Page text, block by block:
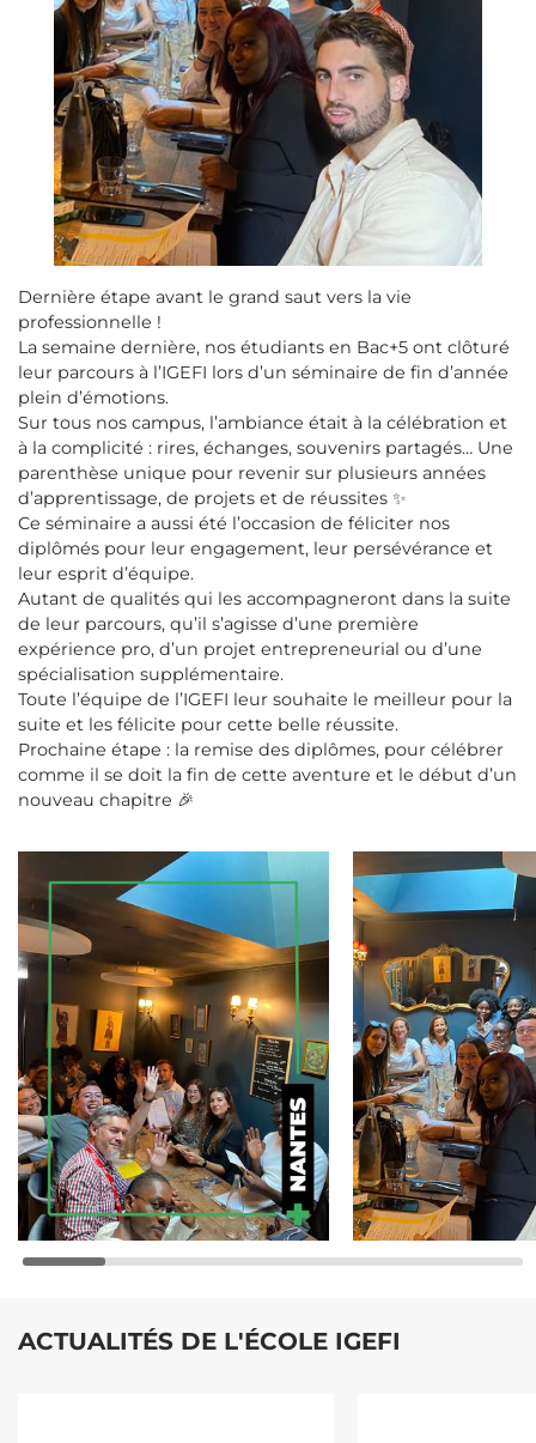
Dernière étape avant le grand saut vers la vie
professionnelle !
La semaine dernière, nos étudiants en Bac+5 ont clôturé
leur parcours à l’IGEFI lors d’un séminaire de fin d’année
plein d’émotions.
Sur tous nos campus, l’ambiance était à la célébration et
à la complicité : rires, échanges, souvenirs partagés… Une
parenthèse unique pour revenir sur plusieurs années
d’apprentissage, de projets et de réussites ✨
Ce séminaire a aussi été l’occasion de féliciter nos
diplômés pour leur engagement, leur persévérance et
leur esprit d’équipe.
Autant de qualités qui les accompagneront dans la suite
de leur parcours, qu’il s’agisse d’une première
expérience pro, d’un projet entrepreneurial ou d’une
spécialisation supplémentaire.
Toute l’équipe de l’IGEFI leur souhaite le meilleur pour la
suite et les félicite pour cette belle réussite.
Prochaine étape : la remise des diplômes, pour célébrer
comme il se doit la fin de cette aventure et le début d’un
nouveau chapitre 🎉
ACTUALITÉS DE L'ÉCOLE IGEFI